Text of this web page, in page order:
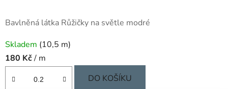
Bavlněná látka Růžičky na světle modré
Skladem (10,5 m)
180 Kč/ m
DO KOŠÍKU